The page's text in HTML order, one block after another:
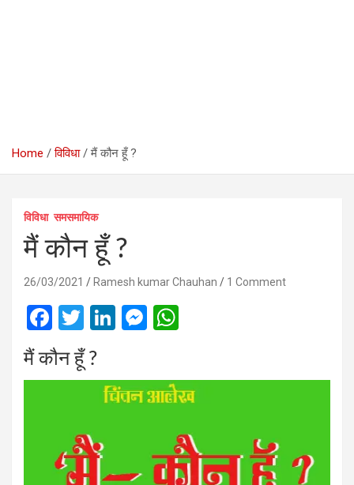
Home विविधा मैं कौन हूँ ?
विविधा समसमायिक
मैं कौन हूँ ?
26/03/2021 Ramesh kumar Chauhan 1 Comment
F
a
ce
o
k
T
wi
tt
er
Li
dI
M
n
s
p
p
मैं कौन हूँ ?